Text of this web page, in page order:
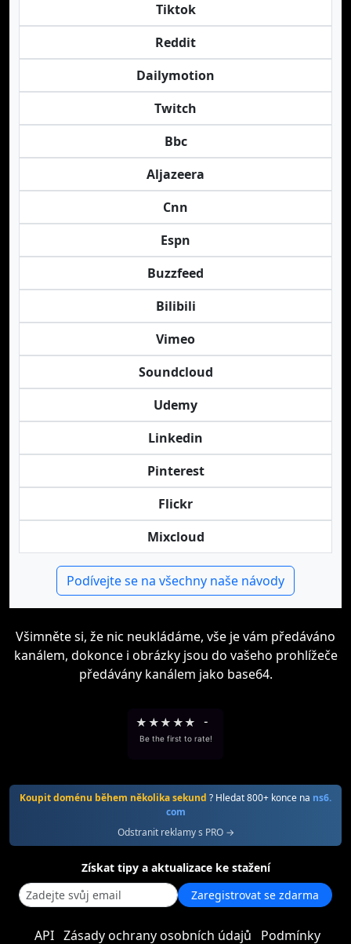
Tiktok
Reddit
Dailymotion
Twitch
Bbc
Aljazeera
Cnn
Espn
Buzzfeed
Bilibili
Vimeo
Soundcloud
Udemy
Linkedin
Pinterest
Flickr
Mixcloud
Podívejte se na všechny naše návody
Všimněte si, že nic neukládáme, vše je vám předáváno
kanálem, dokonce i obrázky jsou do vašeho prohlížeče
předávány kanálem jako base64.
★ ★★ ★★ -
Be the first to rate!
Koupit doménu během několika sekund ? Hledat 800+ konce na ns6.
com
Odstranit reklamy s PRO →
Získat tipy a aktualizace ke stažení
Zaregistrovat se zdarma
API Zásady ochrany osobních údajů Podmínky